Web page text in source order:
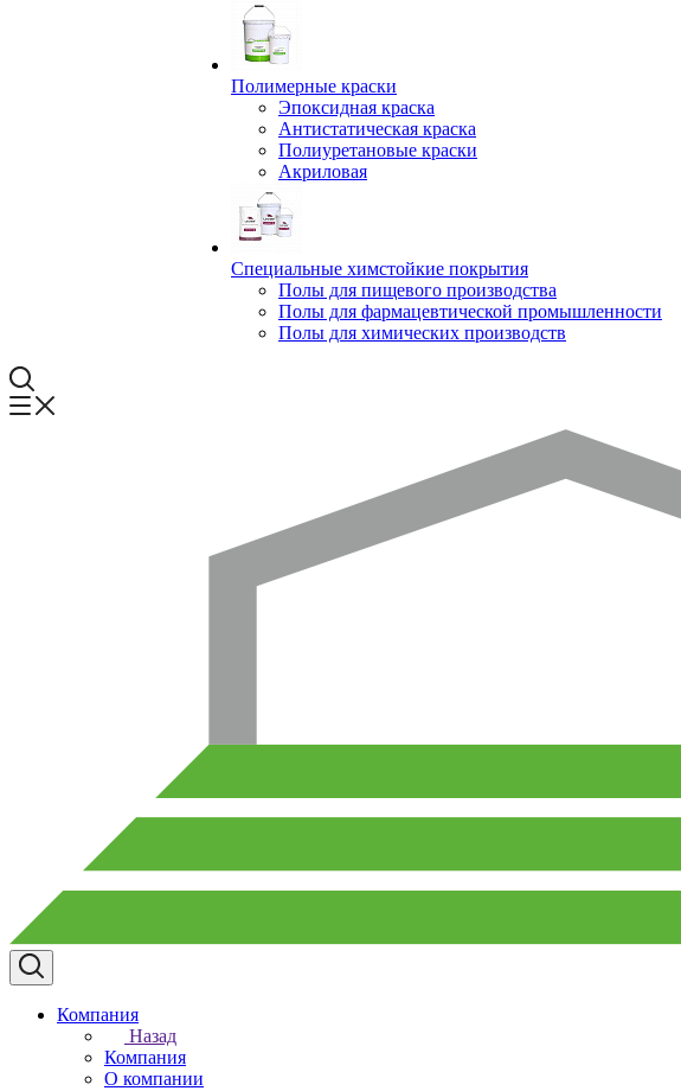
Полимерные краски
Эпоксидная краска
Антистатическая краска
Полиуретановые краски
Акриловая
Специальные химстойкие покрытия
Полы для пищевого производства
Полы для фармацевтической промышленности
Полы для химических производств
Компания
Назад
Компания
О компании